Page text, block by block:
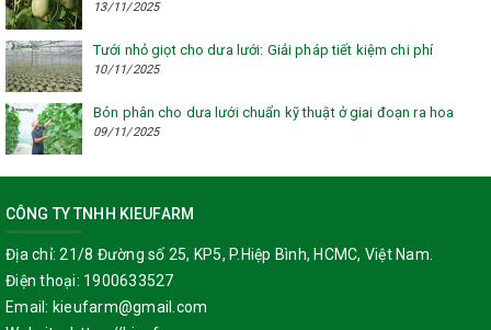
13/11/2025
Tưới nhỏ giọt cho dưa lưới: Giải pháp tiết kiệm chi phí
10/11/2025
Bón phân cho dưa lưới chuẩn kỹ thuật ở giai đoạn ra hoa
09/11/2025
CÔNG TY TNHH KIEUFARM
Địa chỉ: 21/8 Đường số 25, KP5, P.Hiệp Bình, HCMC, Việt Nam.
Điện thoại: 1900633527
Email: kieufarm@gmail.com